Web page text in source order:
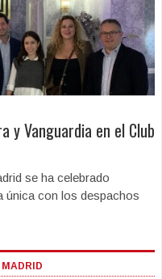
y Vanguardia en el Club
se ha celebrado
única con los despachos